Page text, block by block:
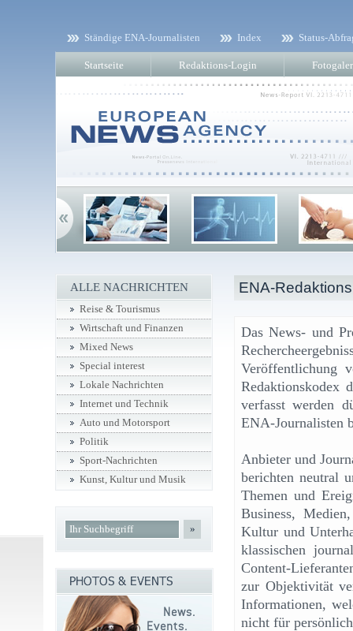
Ständige ENA-Journalisten Index Status-
Startseite Redaktions-Login
ENA-
Das News- und
Veröffentlichung
Redaktionskodex
verfasst werden
ENA-Journalisten
Anbieter und
berichten neutral
Themen und
Business,
Kultur und
klassischen
Content-
zur Objektivität
Informationen,
nicht für
ALLE NACHRICHTEN
Reise & Tourismus
Wirtschaft und Finanzen
Mixed News
Special interest
Lokale Nachrichten
Internet und Technik
Auto und Motorsport
Politik
Sport-Nachrichten
Kunst, Kultur und Musik
»